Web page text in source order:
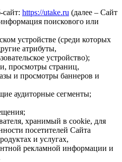
сайт: https://utake.ru (далее – Сайт
поискового или
устройстве (среди которых
атрибуты,
устройство);
просмотры страниц,
и просмотры баннеров и
аудиторные сегменты;
хранимый в cookie, для
посетителей Сайта
и услугах,
рекламной информации и